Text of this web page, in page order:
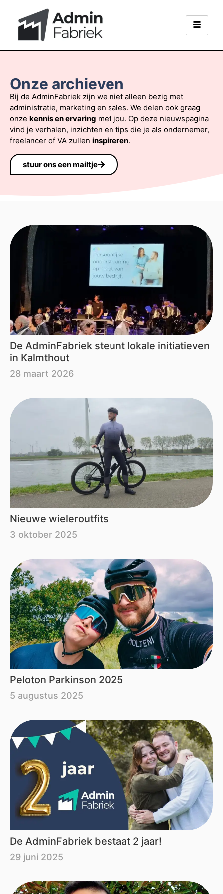
Onze archieven
Bij de AdminFabriek zijn we niet alleen bezig met
administratie, marketing en sales. We delen ook graag
onze kennis en ervaring met jou. Op deze nieuwspagina
vind je verhalen, inzichten en tips die je als ondernemer,
freelancer of VA zullen inspireren.
stuur ons een mailtje
De AdminFabriek steunt lokale initiatieven
in Kalmthout
28 maart 2026
Nieuwe wieleroutfits
3 oktober 2025
Peloton Parkinson 2025
5 augustus 2025
De AdminFabriek bestaat 2 jaar!
29 juni 2025